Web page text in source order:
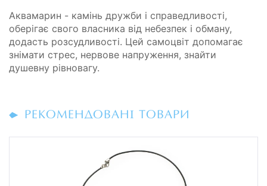
Аквамарин - камінь дружби і справедливості,
оберігає свого власника від небезпек і обману,
додасть розсудливості. Цей самоцвіт допомагає
знімати стрес, нервове напруження, знайти
душевну рівновагу.
РЕКОМЕНДОВАНІ ТОВАРИ